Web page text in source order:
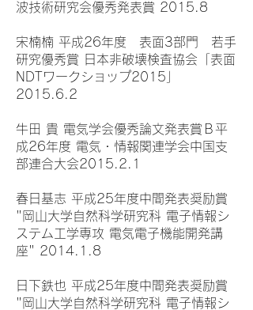
波技術研究会優秀発表賞 2015.8
宋楠楠 平成26年度 表面3部門 若手
研究優秀賞 日本非破壊検査協会「表面
NDTワークショップ2015」
2015.6.2
牛田 貴 電気学会優秀論文発表賞Ｂ平
成26年度 電気・情報関連学会中国支
部連合大会2015.2.1
春日基志 平成25年度中間発表奨励賞
"岡山大学自然科学研究科 電子情報シ
ステム工学専攻 電気電子機能開発講
座" 2014.1.8
日下鉄也 平成25年度中間発表奨励賞
"岡山大学自然科学研究科 電子情報シ